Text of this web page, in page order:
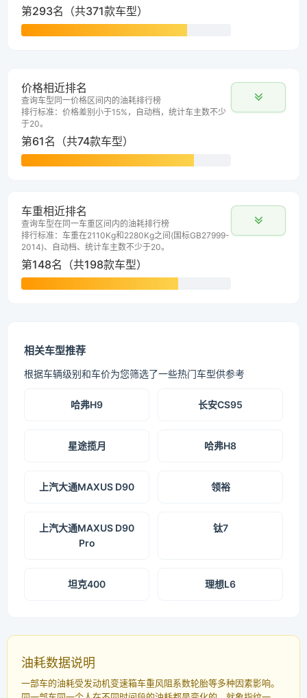
第293名（共371款车型）
价格相近排名
查询车型同一价格区间内的油耗排行榜
排行标准：价格差别小于15%，自动档，统计车主数不少
于20。
第61名（共74款车型）
车重相近排名
查询车型在同一车重区间内的油耗排行榜
排行标准：车重在2110Kg和2280Kg之间(国标GB27999-
2014)、自动档、统计车主数不少于20。
第148名（共198款车型）
相关车型推荐
根据车辆级别和车价为您筛选了一些热门车型供参考
哈弗H9 长安CS95
星途揽月 哈弗H8
上汽大通MAXUS D90 领裕
上汽大通MAXUS D90
Pro
钛7
坦克400 理想L6
油耗数据说明
一部车的油耗受发动机变速箱车重风阻系数轮胎等多种因素影响。